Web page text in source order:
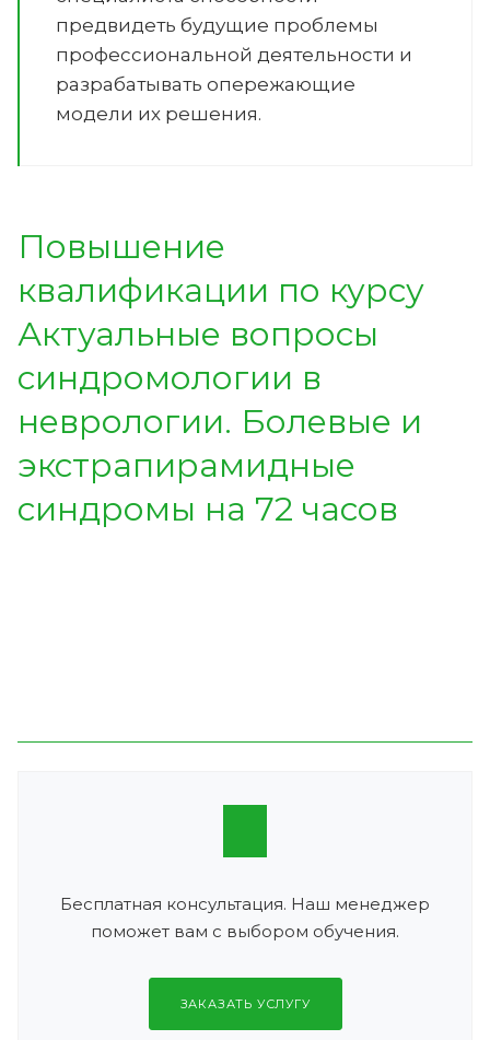
предвидеть будущие проблемы
профессиональной деятельности и
разрабатывать опережающие
модели их решения.
Повышение
квалификации по курсу
Актуальные вопросы
синдромологии в
неврологии. Болевые и
экстрапирамидные
синдромы на 72 часов
Бесплатная консультация. Наш менеджер
поможет вам с выбором обучения.
ЗАКАЗАТЬ УСЛУГУ